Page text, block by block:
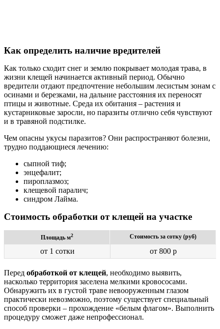
Как определить наличие вредителей
Как только сходит снег и землю покрывает молодая трава, в
жизни клещей начинается активный период. Обычно
вредители отдают предпочтение небольшим лесистым зонам с
осинами и березками, на дальние расстояния их переносят
птицы и животные. Среда их обитания – растения и
кустарниковые заросли, но паразиты отлично себя чувствуют
и в травяной подстилке.
Чем опасны укусы паразитов? Они распространяют болезни,
трудно поддающиеся лечению:
сыпной тиф;
энцефалит;
пироплазмоз;
клещевой паралич;
синдром Лайма.
Стоимость обработки от клещей на участке
Площадь м2 Стоимость за сотку (руб)
от 1 сотки от 800 р
Перед обработкой от клещей, необходимо выявить,
насколько территория заселена мелкими кровососами.
Обнаружить их в густой траве невооруженным глазом
практически невозможно, поэтому существует специальный
способ проверки – прохождение «белым флагом». Выполнить
процедуру сможет даже непрофессионал.